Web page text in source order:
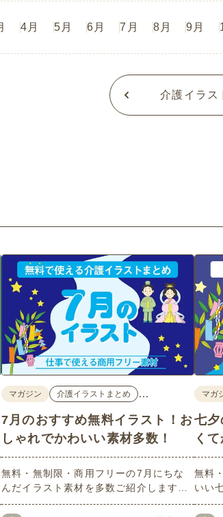
4月 5月 6月 7月 8月 9月
介護イラス
マガジン 介護イラストまとめ …
7月のおすすめ無料イラスト！お
しゃれでかわいい素材多数！
無料・無制限・商用フリーの7月にちな
んだイラスト素材を多数ご紹介します。
どれも印刷に適した解像度で、点数制限
マガ
七
く
無料
いい
す。